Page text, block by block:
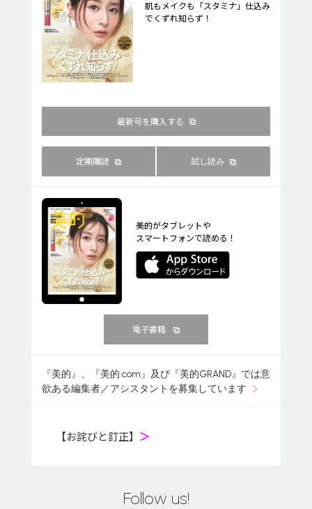
肌もメイクも「スタミナ」仕込み
でくずれ知らず！
最新号を購入する
定期購読 試し読み
美的がタブレットや
スマートフォンで読める！
電子書籍
『美的』、『美的.com』及び『美的GRAND』では意
欲ある編集者／アシスタントを募集しています
【お詫びと訂正】 ＞
Follow us!